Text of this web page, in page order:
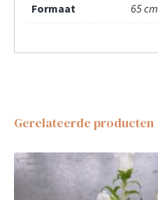
Formaat 65 cm
Gerelateerde producten